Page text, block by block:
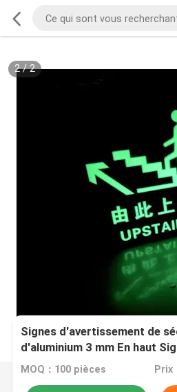
2/2
Signes d'avertissement de
d'aluminium 3 mm En haut
le noir
MOQ：100 pièces Prix